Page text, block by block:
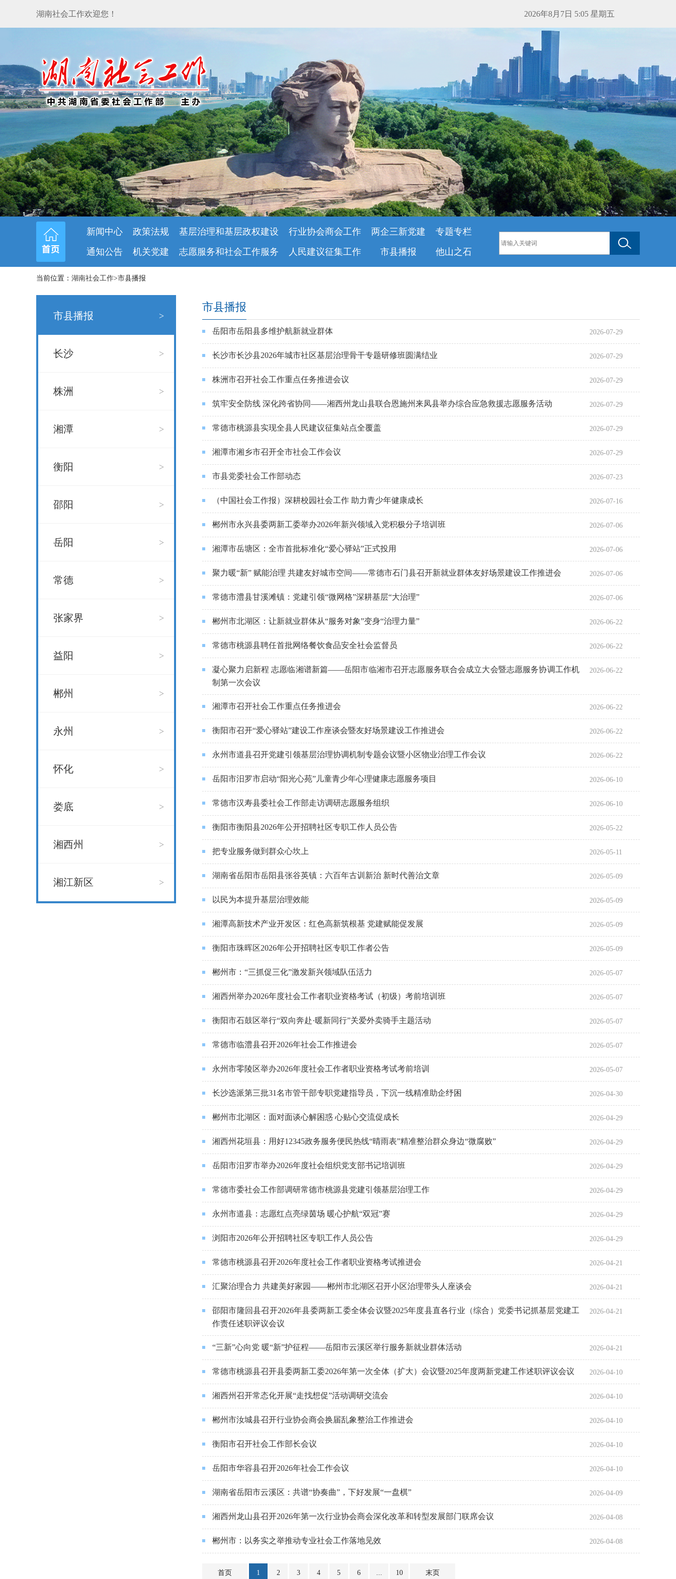
湖南社会工作欢迎您！ 2026年8月7日 5:05 星期五
新闻中心 政策法规 基层治理和基层政权建设 行业协会商会工作 两企三新党建
专题专栏
通知公告
机关党建 志愿服务和社会工作服务 人民建议征集工作 市县播报 他山之石
当前位置： 湖南社会工作>市县播报
>
市县播报
>
长沙
>
株洲
>
湘潭
>
衡阳
>
邵阳
>
岳阳
>
常德
>
张家界
>
益阳
>
郴州
>
永州
>
怀化
>
娄底
>
湘西州
>
湘江新区
市县播报
2026-07-29
岳阳市岳阳县多维护航新就业群体
2026-07-29
长沙市长沙县2026年城市社区基层治理骨干专题研修班圆满结业
2026-07-29
株洲市召开社会工作重点任务推进会议
2026-07-29
筑牢安全防线 深化跨省协同——湘西州龙山县联合恩施州来凤县举办综合应急救援志愿服务活动
2026-07-29
常德市桃源县实现全县人民建议征集站点全覆盖
2026-07-29
湘潭市湘乡市召开全市社会工作会议
2026-07-23
市县党委社会工作部动态
2026-07-16
（中国社会工作报）深耕校园社会工作 助力青少年健康成长
2026-07-06
郴州市永兴县委两新工委举办2026年新兴领域入党积极分子培训班
2026-07-06
湘潭市岳塘区：全市首批标准化“爱心驿站”正式投用
2026-07-06
聚力暖“新” 赋能治理 共建友好城市空间——常德市石门县召开新就业群体友好场景建设工作推进会
2026-07-06
常德市澧县甘溪滩镇：党建引领“微网格”深耕基层“大治理”
2026-06-22
郴州市北湖区：让新就业群体从“服务对象”变身“治理力量”
2026-06-22
常德市桃源县聘任首批网络餐饮食品安全社会监督员
2026-06-22
凝心聚力启新程 志愿临湘谱新篇——岳阳市临湘市召开志愿服务联合会成立大会暨志愿服务协调工作机
制第一次会议
2026-06-22
湘潭市召开社会工作重点任务推进会
2026-06-22
衡阳市召开“爱心驿站”建设工作座谈会暨友好场景建设工作推进会
2026-06-22
永州市道县召开党建引领基层治理协调机制专题会议暨小区物业治理工作会议
2026-06-10
岳阳市汨罗市启动“阳光心苑”儿童青少年心理健康志愿服务项目
2026-06-10
常德市汉寿县委社会工作部走访调研志愿服务组织
2026-05-22
衡阳市衡阳县2026年公开招聘社区专职工作人员公告
2026-05-11
把专业服务做到群众心坎上
2026-05-09
湖南省岳阳市岳阳县张谷英镇：六百年古训新治 新时代善治文章
2026-05-09
以民为本提升基层治理效能
2026-05-09
湘潭高新技术产业开发区：红色高新筑根基 党建赋能促发展
2026-05-09
衡阳市珠晖区2026年公开招聘社区专职工作者公告
2026-05-07
郴州市：“三抓促三化”激发新兴领域队伍活力
2026-05-07
湘西州举办2026年度社会工作者职业资格考试（初级）考前培训班
2026-05-07
衡阳市石鼓区举行“双向奔赴·暖新同行”关爱外卖骑手主题活动
2026-05-07
常德市临澧县召开2026年社会工作推进会
2026-05-07
永州市零陵区举办2026年度社会工作者职业资格考试考前培训
2026-04-30
长沙选派第三批31名市管干部专职党建指导员，下沉一线精准助企纾困
2026-04-29
郴州市北湖区：面对面谈心解困惑 心贴心交流促成长
2026-04-29
湘西州花垣县：用好12345政务服务便民热线“晴雨表”精准整治群众身边“微腐败”
2026-04-29
岳阳市汨罗市举办2026年度社会组织党支部书记培训班
2026-04-29
常德市委社会工作部调研常德市桃源县党建引领基层治理工作
2026-04-29
永州市道县：志愿红点亮绿茵场 暖心护航“双冠”赛
2026-04-29
浏阳市2026年公开招聘社区专职工作人员公告
2026-04-21
常德市桃源县召开2026年度社会工作者职业资格考试推进会
2026-04-21
汇聚治理合力 共建美好家园——郴州市北湖区召开小区治理带头人座谈会
2026-04-21
邵阳市隆回县召开2026年县委两新工委全体会议暨2025年度县直各行业（综合）党委书记抓基层党建工
作责任述职评议会议
2026-04-21
“三新”心向党 暖“新”护征程——岳阳市云溪区举行服务新就业群体活动
2026-04-10
常德市桃源县召开县委两新工委2026年第一次全体（扩大）会议暨2025年度两新党建工作述职评议会议
2026-04-10
湘西州召开常态化开展“走找想促”活动调研交流会
2026-04-10
郴州市汝城县召开行业协会商会换届乱象整治工作推进会
2026-04-10
衡阳市召开社会工作部长会议
2026-04-10
岳阳市华容县召开2026年社会工作会议
2026-04-09
湖南省岳阳市云溪区：共谱“协奏曲”，下好发展“一盘棋”
2026-04-08
湘西州龙山县召开2026年第一次行业协会商会深化改革和转型发展部门联席会议
2026-04-08
郴州市：以务实之举推动专业社会工作落地见效
首页 1 2 3 4 5 6 ... 10 末页